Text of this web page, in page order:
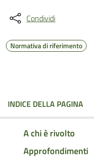
Condividi
Normativa di riferimento
INDICE DELLA PAGINA
A chi è rivolto
Approfondimenti